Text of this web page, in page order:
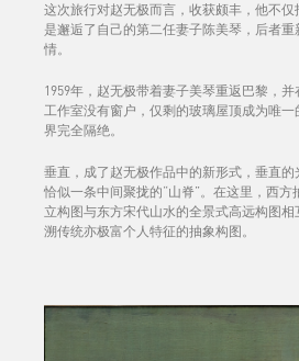
这次旅行对赵无极而言，收获颇丰，他不
是邂逅了自己的第二任妻子陈美琴，后者
情。
1959年，赵无极带着妻子美琴重返巴黎，并
工作室没有窗户，仅剩的玻璃屋顶成为唯
界完全隔绝。
垂直，成了赵无极作品中的新形式，垂直的
恰似一条中间聚拢的“山脊”。在这里，西方
立构图与东方宋代山水的全景式高远构图
溯传统亦极富个人特征的抽象构图。